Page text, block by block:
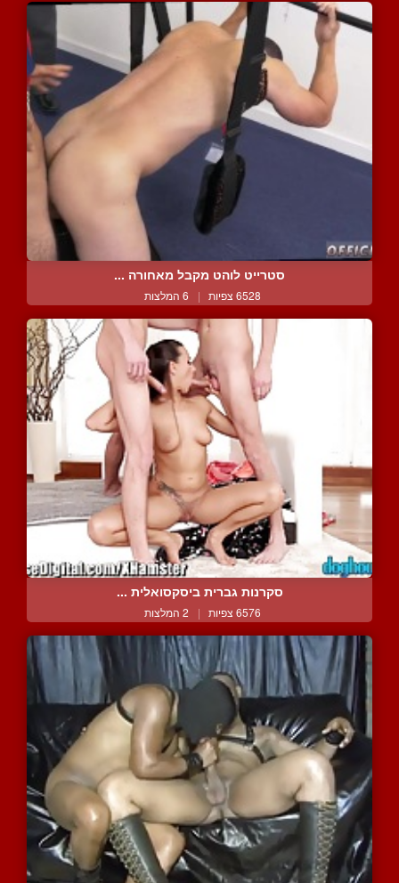
סטרייט לוהט מקבל מאחורה ...
6528 צפיות | 6 המלצות
סקרנות גברית ביסקסואלית ...
6576 צפיות | 2 המלצות